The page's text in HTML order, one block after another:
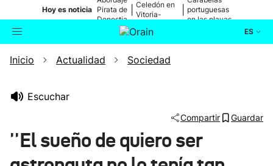
Hoy es noticia Pirata de
Donostia
Celedón en
Vitoria-
portuguesas
en las playas
ES
Buscador Actualidad
Ikusmiran
Inicio Actualidad Sociedad
Escuchar
Compartir Guardar
''El sueño de quiero ser